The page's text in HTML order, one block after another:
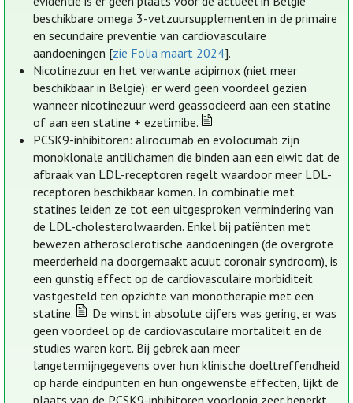
beschikbare omega 3-vetzuursupplementen in de primaire
en secundaire preventie van cardiovasculaire
aandoeningen [zie Folia maart 2024].
Nicotinezuur en het verwante acipimox (niet meer
beschikbaar in België): er werd geen voordeel gezien
wanneer nicotinezuur werd geassocieerd aan een statine
of aan een statine + ezetimibe.
PCSK9-inhibitoren: alirocumab en evolocumab zijn
monoklonale antilichamen die binden aan een eiwit dat de
afbraak van LDL-receptoren regelt waardoor meer LDL-
receptoren beschikbaar komen. In combinatie met
statines leiden ze tot een uitgesproken vermindering van
de LDL-cholesterolwaarden. Enkel bij patiënten met
bewezen atherosclerotische aandoeningen (de overgrote
meerderheid na doorgemaakt acuut coronair syndroom), is
een gunstig effect op de cardiovasculaire morbiditeit
vastgesteld ten opzichte van monotherapie met een
statine.
De winst in absolute cijfers was gering, er was
geen voordeel op de cardiovasculaire mortaliteit en de
studies waren kort. Bij gebrek aan meer
langetermijngegevens over hun klinische doeltreffendheid
op harde eindpunten en hun ongewenste effecten, lijkt de